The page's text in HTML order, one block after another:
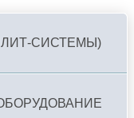
СИСТЕМЫ)